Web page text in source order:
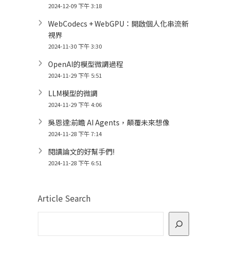
2024-12-09 下午 3:18
WebCodecs + WebGPU：開啟個人化串流新
視界
2024-11-30 下午 3:30
OpenAI的模型微調過程
2024-11-29 下午 5:51
LLM模型的微調
2024-11-29 下午 4:06
吳恩達:前瞻 AI Agents，顛覆未來想像
2024-11-28 下午 7:14
閱讀論文的好幫手們!
2024-11-28 下午 6:51
Article Search